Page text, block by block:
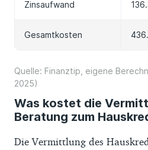
Zinsaufwand
Gesamtkosten
Quelle: Finanztip, eigene
2025)
Was kostet die
Beratung zum
Die Vermittlung des